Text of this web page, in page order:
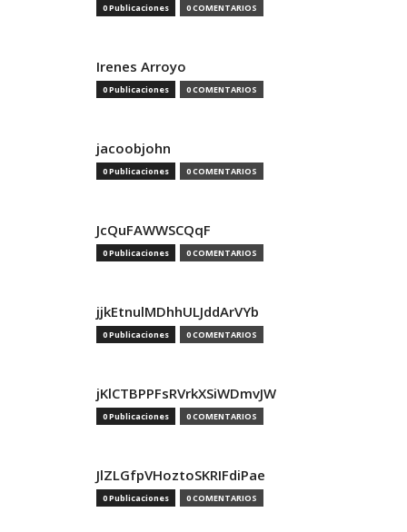
0 Publicaciones 0 COMENTARIOS
Irenes Arroyo
0 Publicaciones 0 COMENTARIOS
jacoobjohn
0 Publicaciones 0 COMENTARIOS
JcQuFAWWSCQqF
0 Publicaciones 0 COMENTARIOS
jjkEtnulMDhhULJddArVYb
0 Publicaciones 0 COMENTARIOS
jKlCTBPPFsRVrkXSiWDmvJW
0 Publicaciones 0 COMENTARIOS
JlZLGfpVHoztoSKRIFdiPae
0 Publicaciones 0 COMENTARIOS